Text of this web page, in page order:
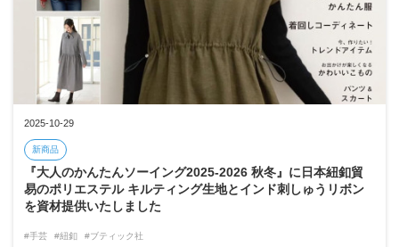
2025-10-29
新商品
『大人のかんたんソーイング2025-2026 秋冬』に日本紐釦貿
易のポリエステル キルティング生地とインド刺しゅうリボン
を資材提供いたしました
#手芸 #紐釦 #ブティック社